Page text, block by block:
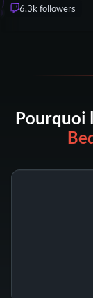
6,3k followers
Pourquoi